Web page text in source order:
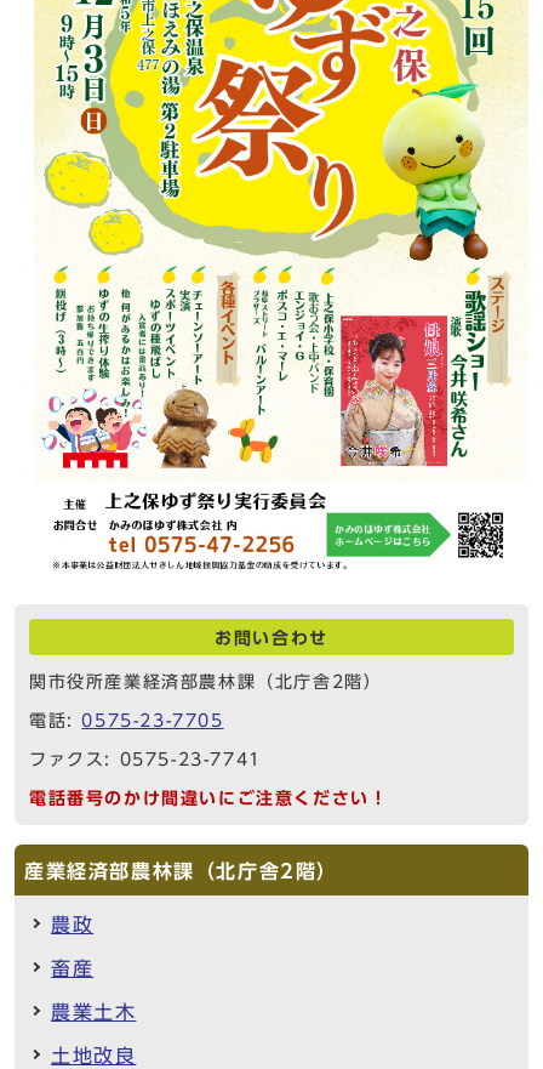
お問い合わせ
関市役所産業経済部農林課（北庁舎2階）
電話:0575-23-7705
ファクス: 0575-23-7741
電話番号のかけ間違いにご注意ください！
産業経済部農林課（北庁舎2階）
農政
畜産
農業土木
土地改良